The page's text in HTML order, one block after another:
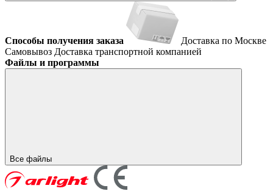
Способы получения заказа
Доставка по Москве
Самовывоз Доставка транспортной компанией
Файлы и программы
Все файлы